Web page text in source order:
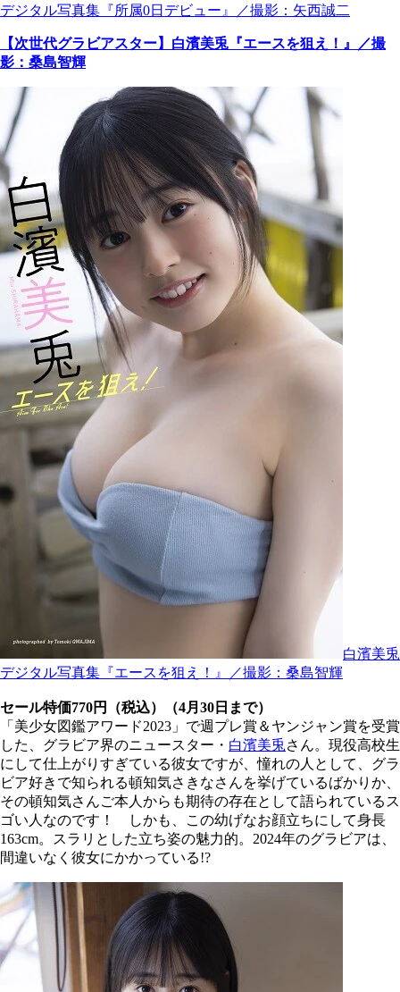
デジタル写真集『所属0日デビュー』／撮影：矢西誠二
【次世代グラビアスター】白濱美兎『エースを狙え！』／撮
影：桑島智輝
白濱美兎
デジタル写真集『エースを狙え！』／撮影：桑島智輝
セール特価770円（税込）（4月30日まで）
「美少女図鑑アワード2023」で週プレ賞＆ヤンジャン賞を受賞
した、グラビア界のニュースター・ 白濱美兎さん。現役高校生
にして仕上がりすぎている彼女ですが、憧れの人として、グラ
ビア好きで知られる頓知気さきなさんを挙げているばかりか、
その頓知気さんご本人からも期待の存在として語られているス
ゴい人なのです！ しかも、この幼げなお顔立ちにして身長
163cm。スラリとした立ち姿の魅力的。2024年のグラビアは、
間違いなく彼女にかかっている!?